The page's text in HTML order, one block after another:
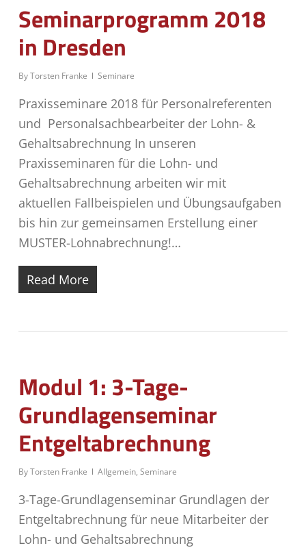
Seminarprogramm 2018
in Dresden
ByTorsten Franke Seminare
Praxisseminare 2018 für Personalreferenten
und Personalsachbearbeiter der Lohn- &
Gehaltsabrechnung In unseren
Praxisseminaren für die Lohn- und
Gehaltsabrechnung arbeiten wir mit
aktuellen Fallbeispielen und Übungsaufgaben
bis hin zur gemeinsamen Erstellung einer
MUSTER-Lohnabrechnung!…
Read More
Modul 1: 3-Tage-
Grundlagenseminar
Entgeltabrechnung
ByTorsten Franke Allgemein, Seminare
3-Tage-Grundlagenseminar Grundlagen der
Entgeltabrechnung für neue Mitarbeiter der
Lohn- und Gehaltsabrechnung